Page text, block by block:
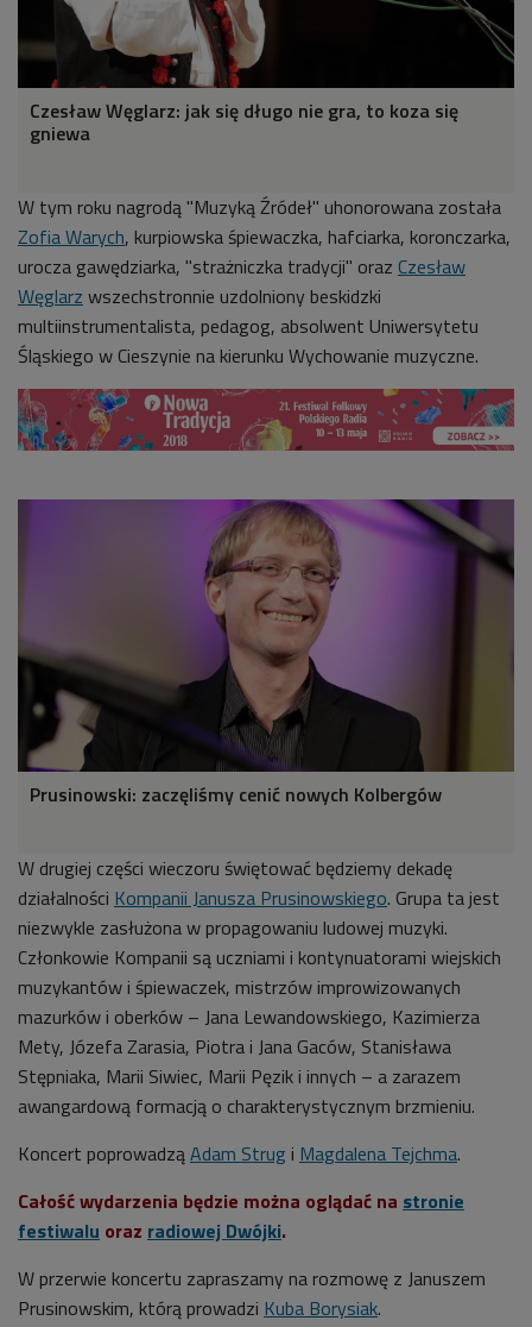
Czesław Węglarz: jak się długo nie gra, to koza się
gniewa
W tym roku nagrodą "Muzyką Źródeł" uhonorowana została
Zofia Warych, kurpiowska śpiewaczka, hafciarka, koronczarka,
urocza gawędziarka, "strażniczka tradycji" oraz Czesław
Węglarz wszechstronnie uzdolniony beskidzki
multiinstrumentalista, pedagog, absolwent Uniwersytetu
Śląskiego w Cieszynie na kierunku Wychowanie muzyczne.
Prusinowski: zaczęliśmy cenić nowych Kolbergów
W drugiej części wieczoru świętować będziemy dekadę
działalności Kompanii Janusza Prusinowskiego. Grupa ta jest
niezwykle zasłużona w propagowaniu ludowej muzyki.
Członkowie Kompanii są uczniami i kontynuatorami wiejskich
muzykantów i śpiewaczek, mistrzów improwizowanych
mazurków i oberków – Jana Lewandowskiego, Kazimierza
Mety, Józefa Zarasia, Piotra i Jana Gaców, Stanisława
Stępniaka, Marii Siwiec, Marii Pęzik i innych – a zarazem
awangardową formacją o charakterystycznym brzmieniu.
Koncert poprowadząAdam Strug i Magdalena Tejchma.
Całość wydarzenia będzie można oglądać na stronie
festiwalu oraz radiowej Dwójki.
W przerwie koncertu zapraszamy na rozmowę z Januszem
Prusinowskim, którą prowadzi Kuba Borysiak.